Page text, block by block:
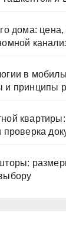
дома:
в
и принципы